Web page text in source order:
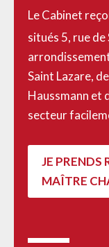
Le Cabinet
situés 5, rue
Saint Lazare,
Haussmann et
secteur
JE PRENDS
MAÎTRE